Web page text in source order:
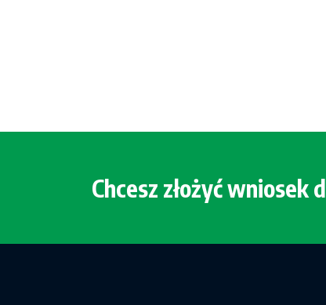
Chcesz złożyć wniosek